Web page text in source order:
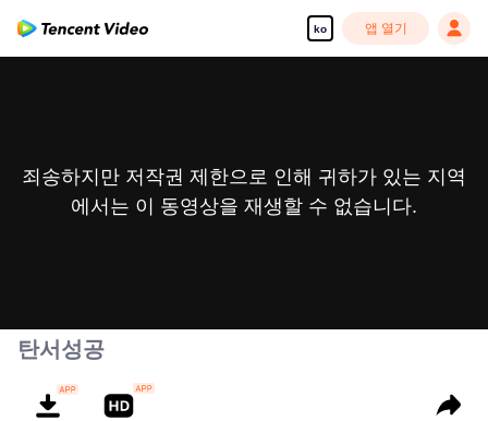
ko 앱 열기
죄송하지만 저작권 제한으로 인해 귀하가 있는 지역
에서는 이 동영상을 재생할 수 없습니다.
탄서성공